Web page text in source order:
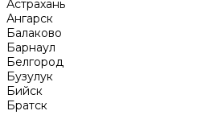
Астрахань
Ангарск
Балаково
Барнаул
Белгород
Бузулук
Бийск
Братск